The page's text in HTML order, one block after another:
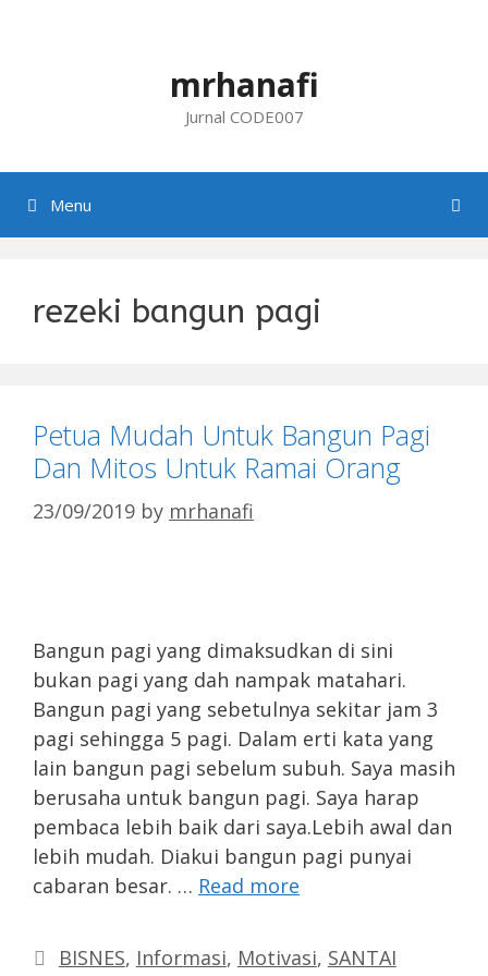
mrhanafi
Jurnal CODE007
Menu
rezeki bangun pagi
Petua Mudah Untuk Bangun Pagi
Dan Mitos Untuk Ramai Orang
23/09/2019 by mrhanafi
Bangun pagi yang dimaksudkan di sini
bukan pagi yang dah nampak matahari.
Bangun pagi yang sebetulnya sekitar jam 3
pagi sehingga 5 pagi. Dalam erti kata yang
lain bangun pagi sebelum subuh. Saya masih
berusaha untuk bangun pagi. Saya harap
pembaca lebih baik dari saya.Lebih awal dan
lebih mudah. Diakui bangun pagi punyai
cabaran besar. … Read more
Categories
BISNES, Informasi, Motivasi, SANTAI